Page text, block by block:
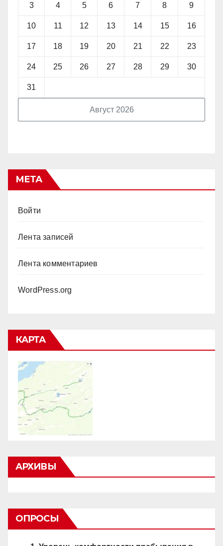
Август 2026
3 4 5 6 7 8 9
10 11 12 13 14 15 16
17 18 19 20 21 22 23
24 25 26 27 28 29 30
31
МЕТА
Войти
Лента записей
Лента комментариев
WordPress.org
КАРТА
АРХИВЫ
ОПРОСЫ